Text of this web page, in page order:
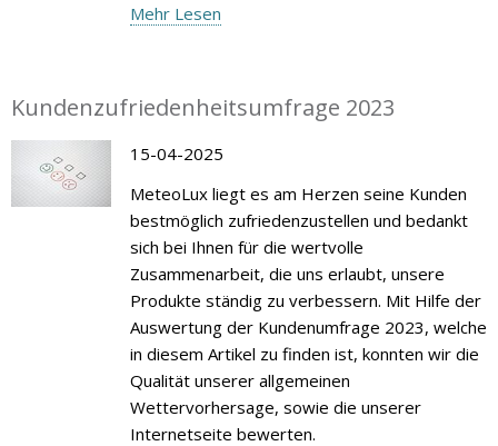
Mehr Lesen
Kundenzufriedenheitsumfrage 2023
15-04-2025
MeteoLux liegt es am Herzen seine Kunden
bestmöglich zufriedenzustellen und bedankt
sich bei Ihnen für die wertvolle
Zusammenarbeit, die uns erlaubt, unsere
Produkte ständig zu verbessern. Mit Hilfe der
Auswertung der Kundenumfrage 2023, welche
in diesem Artikel zu finden ist, konnten wir die
Qualität unserer allgemeinen
Wettervorhersage, sowie die unserer
Internetseite bewerten.